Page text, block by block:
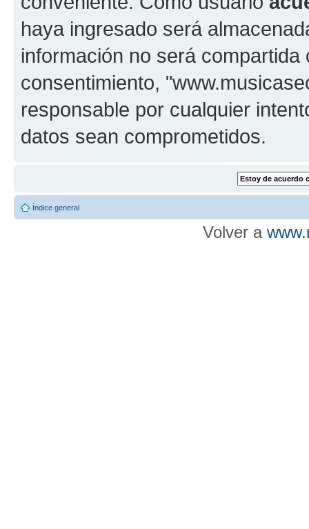
haya ingresado será
información no será
consentimiento,
responsable por cualquier
datos sean comprometidos.
Índice general
Volver a